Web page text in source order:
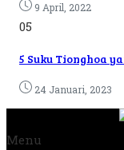
9 April, 2022
05
5 Suku Tionghoa
24 Januari, 2023
Menu